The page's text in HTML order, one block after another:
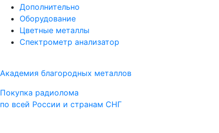
Дополнительно
Оборудование
Цветные металлы
Спектрометр анализатор
Академия благородных металлов
Покупка радиолома
по всей России и странам СНГ